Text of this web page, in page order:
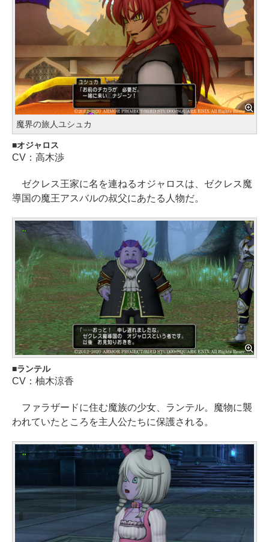
魔界の旅人ユシュカ
オジャロス
CV：高木渉
ゼクレス王家に名を連ねるオジャロスは、ゼクレス魔
導国の魔王アスバルの叔父にあたる人物だ。
ランテル
CV：柚木涼香
ファラザードに住む魔族の少女、ランテル。魔物に襲
われていたところを主人公たちに保護される。